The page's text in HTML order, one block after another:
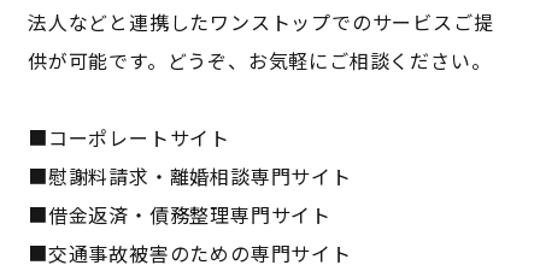
法人などと連携したワンストップでのサービスご提
供が可能です。どうぞ、お気軽にご相談ください。
■コーポレートサイト
■慰謝料請求・離婚相談専門サイト
■借金返済・債務整理専門サイト
■交通事故被害のための専門サイト